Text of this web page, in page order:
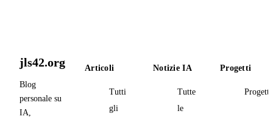
jls42.org
Blog
personale su
IA,
Articoli
Tutti
gli
Notizie IA
Tutte
le
Progetti
Progetti